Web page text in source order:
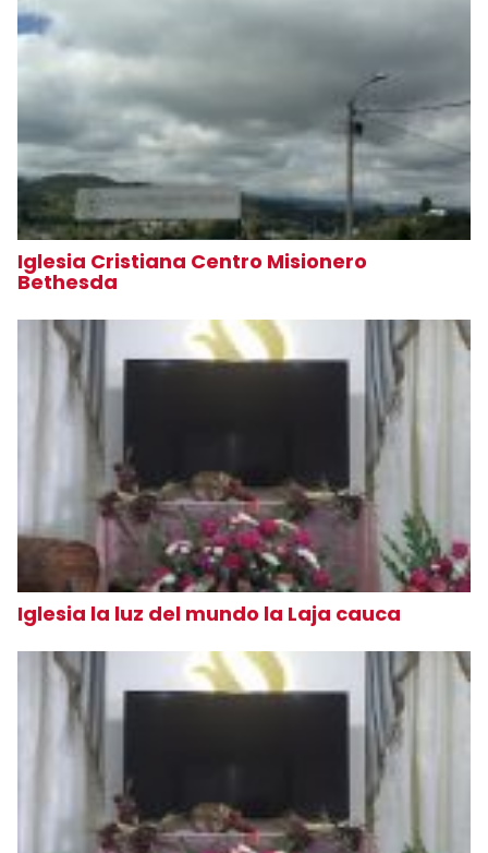
Iglesia Cristiana Centro Misionero
Bethesda
Iglesia la luz del mundo la Laja cauca